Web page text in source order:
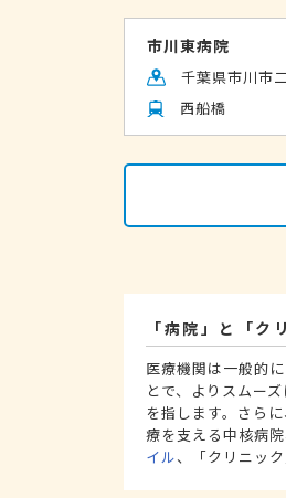
市川東病院
千葉県市川市
西船橋
「病院」と「ク
医療機関は一般的
とで、よりスムー
を指します。さら
療を支える中核病
イル、「クリニッ